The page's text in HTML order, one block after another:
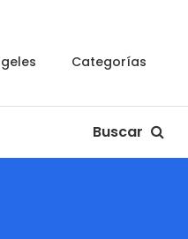
categorías
Buscar